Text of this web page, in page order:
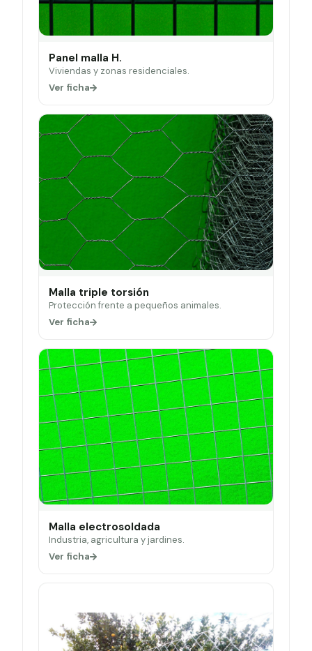
Panel malla H.
Viviendas y zonas residenciales.
Ver ficha
Malla triple torsión
Protección frente a pequeños animales.
Ver ficha
Malla electrosoldada
Industria, agricultura y jardines.
Ver ficha